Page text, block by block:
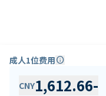
成人1位费用info
CNY1,612.66-